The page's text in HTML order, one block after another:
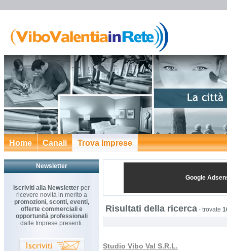
Home Canali Trova Imprese
Newsletter
Iscriviti alla Newsletter per
ricevere novità in merito a
promozioni, sconti, eventi,
offerte commerciali e
opportunità professionali
dalle Imprese presenti.
Google
Risultati della ricerca - trovate
Studio Vibo Val S.R.L.